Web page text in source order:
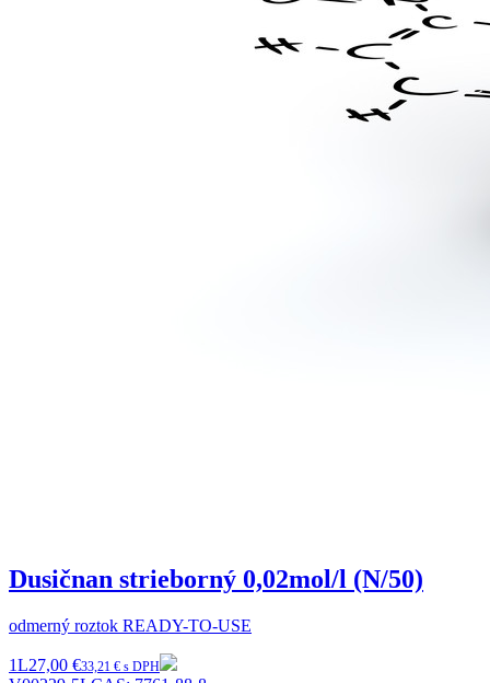
Dusičnan strieborný 0,02mol/l (N/50)
odmerný roztok READY-TO-USE
1L27,00 €33,21 € s DPH